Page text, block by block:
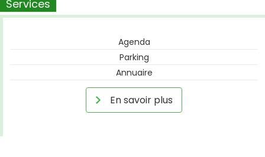
Services
Agenda
Parking
Annuaire
En savoir plus